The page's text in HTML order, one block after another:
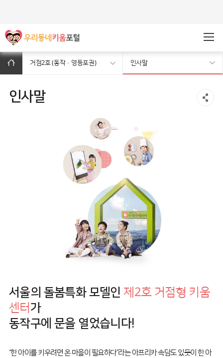
거점2호 (동작·영등포권) 인사말
인사말
서울의 돌봄특화 모델인제2호 거점형 키움
센터가
동작구에 문을 열었습니다!
“한 아이를 키우려면 온 마을이 필요하다”라는 아프리카 속담도 있듯이 한 아